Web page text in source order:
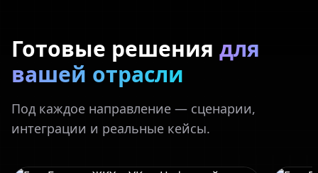
Готовые решения для
вашей отрасли
Под каждое направление — сценарии,
интеграции и реальные кейсы.